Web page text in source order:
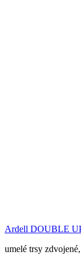
Ardell DOUBLE
umelé trsy